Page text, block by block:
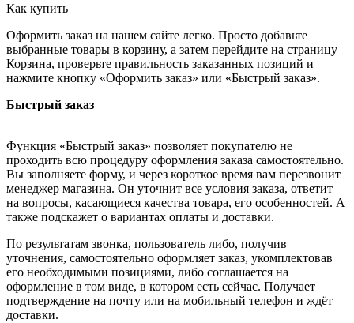
Как купить
Оформить заказ на нашем сайте легко. Просто добавьте
выбранные товары в корзину, а затем перейдите на страницу
Корзина, проверьте правильность заказанных позиций и
нажмите кнопку «Оформить заказ» или «Быстрый заказ».
Быстрый заказ
Функция «Быстрый заказ» позволяет покупателю не
проходить всю процедуру оформления заказа самостоятельно.
Вы заполняете форму, и через короткое время вам перезвонит
менеджер магазина. Он уточнит все условия заказа, ответит
на вопросы, касающиеся качества товара, его особенностей. А
также подскажет о вариантах оплаты и доставки.
По результатам звонка, пользователь либо, получив
уточнения, самостоятельно оформляет заказ, укомплектовав
его необходимыми позициями, либо соглашается на
оформление в том виде, в котором есть сейчас. Получает
подтверждение на почту или на мобильный телефон и ждёт
доставки.